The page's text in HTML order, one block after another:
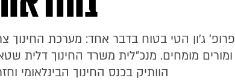
פרופ' ג'ון הטי בטוח בדבר אחד: מערכת החינוך
ומורים מומחים. מנכ"לית משרד החינוך דלית
הוותיק בכנס החינוך הבינלאומי